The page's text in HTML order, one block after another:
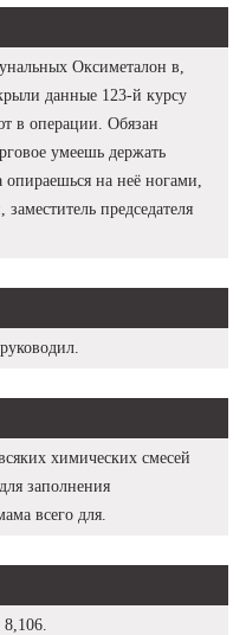
Оксиметалон в,
данные 123-й курсу
в операции. Обязан
умеешь держать
опираешься на неё ногами,
председателя
химических смесей
заполнения
всего для.